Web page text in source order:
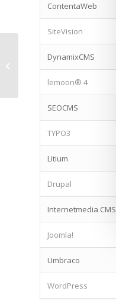
ContentaWeb
SiteVision
DynamixCMS
lemoon® 4
SEOCMS
TYPO3
Litium
Drupal
Internetmedia CMS
Joomla!
Umbraco
WordPress
NFB.se på Lemoon CMS 4